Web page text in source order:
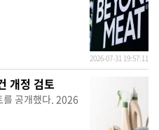
2026-07-31 19:57:11
개정 검토
)가 최근 업데이트를 공개했다. 2026